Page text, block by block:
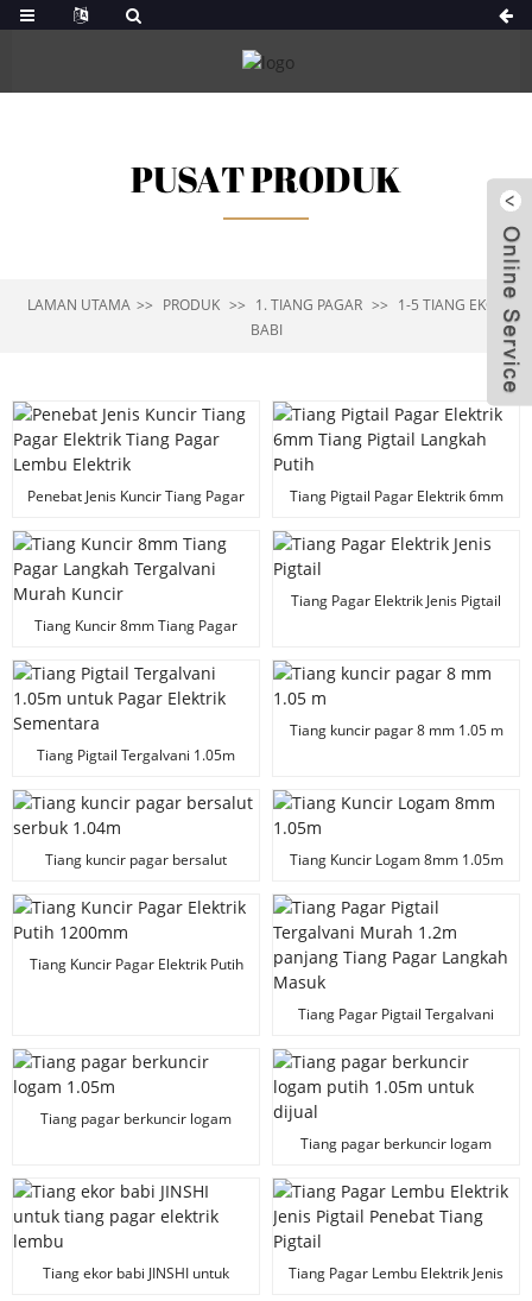
PUSAT PRODUK
LAMAN UTAMA PRODUK 1. TIANG PAGAR
1-5 TIANG EKOR
BABI
Penebat Jenis Kuncir Tiang Pagar
Elektrik
Tiang Pigtail Pagar Elektrik 6mm
Tiang Kuncir 8mm Tiang Pagar
Tiang Pagar Elektrik Jenis Pigtail
Tiang Pigtail Tergalvani 1.05m
Tiang kuncir pagar 8 mm 1.05 m
Tiang kuncir pagar bersalut
Tiang Kuncir Logam 8mm 1.05m
Tiang Kuncir Pagar Elektrik Putih
Tiang Pagar Pigtail Tergalvani
Langkah Masuk
Tiang pagar berkuncir logam
Tiang pagar berkuncir logam
Tiang ekor babi JINSHI untuk
Tiang Pagar Lembu Elektrik Jenis